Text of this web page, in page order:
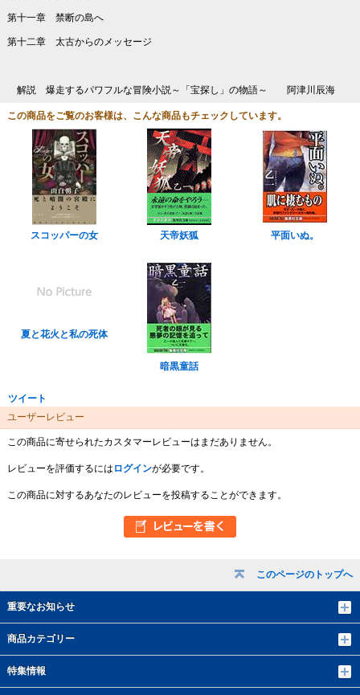
このページのトップへ
重要なお知らせ
商品カテゴリー
特集情報
第十一章 禁断の島へ
第十二章 太古からのメッセージ
解説 爆走するパワフルな冒険小説～「宝探し」の物語～ 阿津川辰海
この商品をご覧のお客様は、こんな商品もチェックしています。
スコッパーの女 天帝妖狐 平面いぬ。
夏と花火と私の死体
暗黒童話
ツイート
ユーザーレビュー
この商品に寄せられたカスタマーレビューはまだありません。
レビューを評価するには ログインが必要です。
この商品に対するあなたのレビューを投稿することができます。